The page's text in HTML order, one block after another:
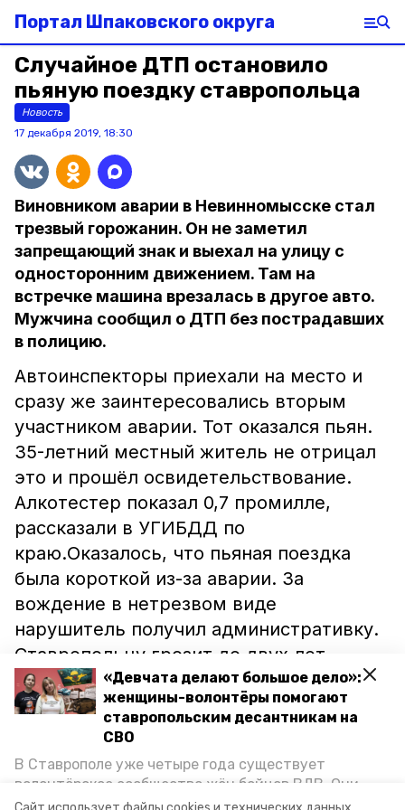
«Девчата делают большое дело»:
женщины-волонтёры помогают
ставропольским десантникам на
СВО
В Ставрополе уже четыре года существует
волонтёрское сообщество жён бойцов ВДВ. Они
организуют сборы вещей и продуктов для
Портал Шпаковского округа
Случайное ДТП остановило
пьяную поездку ставропольца
Новость
17 декабря 2019, 18:30
Виновником аварии в Невинномысске стал
трезвый горожанин. Он не заметил
запрещающий знак и выехал на улицу с
односторонним движением. Там на
встречке машина врезалась в другое авто.
Мужчина сообщил о ДТП без пострадавших
в полицию.
Автоинспекторы приехали на место и
сразу же заинтересовались вторым
участником аварии. Тот оказался пьян.
35-летний местный житель не отрицал
это и прошёл освидетельствование.
Алкотестер показал 0,7 промилле,
рассказали в УГИБДД по
краю.Оказалось, что пьяная поездка
была короткой из-за аварии. За
вождение в нетрезвом виде
нарушитель получил административку.
Ставропольцу грозит до двух лет
лишения прав и штраф на 30 тысяч
рублей. Также он лишился права на
страховую компенсацию за ДТП.Ранее в
Кочубеевском районе дорогу не
поделили две «Газели».